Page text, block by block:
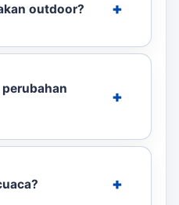
outdoor?
perubahan